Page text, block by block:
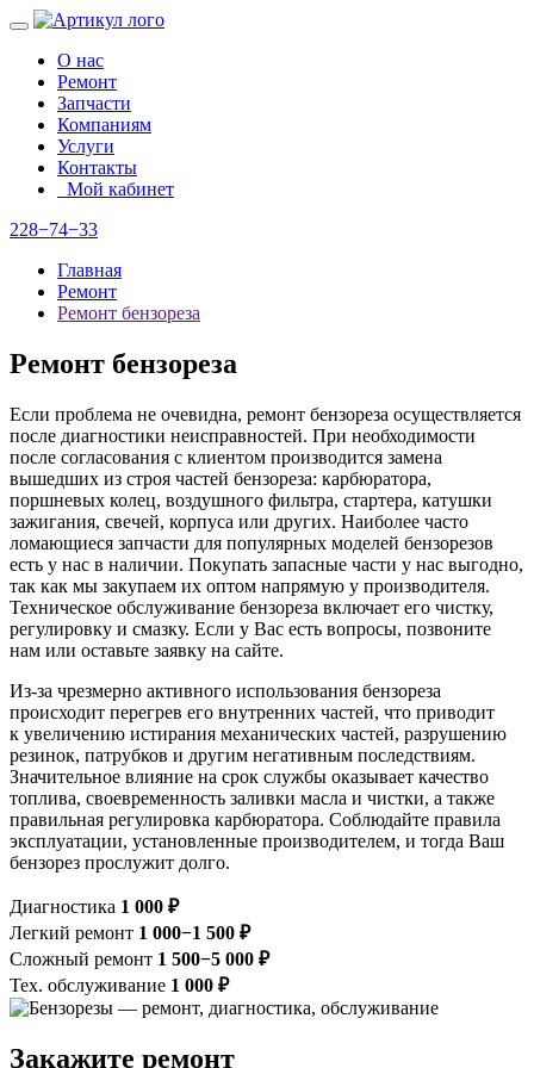
О нас
Ремонт
Запчасти
Компаниям
Услуги
Контакты
Мой кабинет
228−74−33
Главная
Ремонт
Ремонт бензореза
Ремонт бензореза
Если проблема не очевидна, ремонт бензореза осуществляется
после диагностики неисправностей. При необходимости
после согласования с клиентом производится замена
вышедших из строя частей бензореза: карбюратора,
поршневых колец, воздушного фильтра, стартера, катушки
зажигания, свечей, корпуса или других. Наиболее часто
ломающиеся запчасти для популярных моделей бензорезов
есть у нас в наличии. Покупать запасные части у нас выгодно,
так как мы закупаем их оптом напрямую у производителя.
Техническое обслуживание бензореза включает его чистку,
регулировку и смазку. Если у Вас есть вопросы, позвоните
нам или оставьте заявку на сайте.
Из-за чрезмерно активного использования бензореза
происходит перегрев его внутренних частей, что приводит
к увеличению истирания механических частей, разрушению
резинок, патрубков и другим негативным последствиям.
Значительное влияние на срок службы оказывает качество
топлива, своевременность заливки масла и чистки, а также
правильная регулировка карбюратора. Соблюдайте правила
эксплуатации, установленные производителем, и тогда Ваш
бензорез прослужит долго.
Диагностика 1 000 ₽
Легкий ремонт 1 000−1 500 ₽
Сложный ремонт 1 500−5 000 ₽
Тех. обслуживание 1 000 ₽
Закажите ремонт